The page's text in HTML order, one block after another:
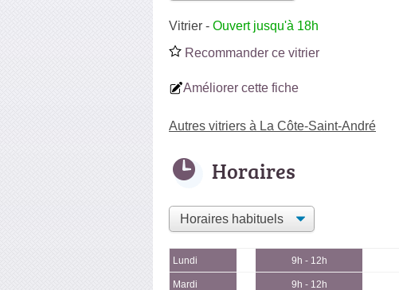
Vitrier - Ouvert jusqu'à 18h
Recommander ce vitrier
Améliorer cette fiche
Autres vitriers à La Côte-Saint-André
Horaires
Lundi 9h - 12h
Mardi 9h - 12h